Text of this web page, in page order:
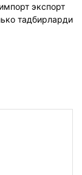
экспорт
тадбирларди